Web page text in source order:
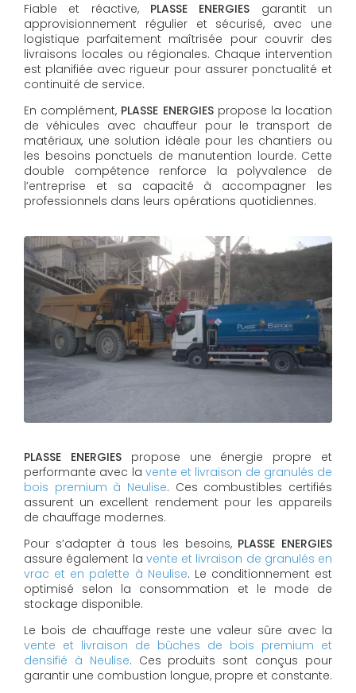
Fiable et réactive, PLASSE ENERGIES garantit un
approvisionnement régulier et sécurisé, avec une
logistique parfaitement maîtrisée pour couvrir des
livraisons locales ou régionales. Chaque intervention
est planifiée avec rigueur pour assurer ponctualité et
continuité de service.
En complément, PLASSE ENERGIESpropose la location
de véhicules avec chauffeur pour le transport de
matériaux, une solution idéale pour les chantiers ou
les besoins ponctuels de manutention lourde. Cette
double compétence renforce la polyvalence de
l’entreprise et sa capacité à accompagner les
professionnels dans leurs opérations quotidiennes.
PLASSE ENERGIESpropose une énergie propre et
performante avec la vente et livraison de granulés de
bois premium à Neulise. Ces combustibles certifiés
assurent un excellent rendement pour les appareils
de chauffage modernes.
Pour s’adapter à tous les besoins, PLASSE ENERGIES
assure également la vente et livraison de granulés en
vrac et en palette à Neulise. Le conditionnement est
optimisé selon la consommation et le mode de
stockage disponible.
Le bois de chauffage reste une valeur sûre avec la
vente et livraison de bûches de bois premium et
densifié à Neulise. Ces produits sont conçus pour
garantir une combustion longue, propre et constante.